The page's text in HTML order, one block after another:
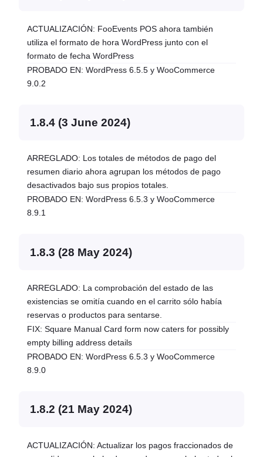
ACTUALIZACIÓN: FooEvents POS ahora también
utiliza el formato de hora WordPress junto con el
formato de fecha WordPress
PROBADO EN: WordPress 6.5.5 y WooCommerce
9.0.2
1.8.4 (3 June 2024)
ARREGLADO: Los totales de métodos de pago del
resumen diario ahora agrupan los métodos de pago
desactivados bajo sus propios totales.
PROBADO EN: WordPress 6.5.3 y WooCommerce
8.9.1
1.8.3 (28 May 2024)
ARREGLADO: La comprobación del estado de las
existencias se omitía cuando en el carrito sólo había
reservas o productos para sentarse.
FIX: Square Manual Card form now caters for possibly
empty billing address details
PROBADO EN: WordPress 6.5.3 y WooCommerce
8.9.0
1.8.2 (21 May 2024)
ACTUALIZACIÓN: Actualizar los pagos fraccionados de